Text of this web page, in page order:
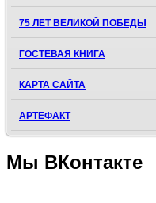
75 ЛЕТ ВЕЛИКОЙ ПОБЕДЫ
ГОСТЕВАЯ КНИГА
КАРТА САЙТА
АРТЕФАКТ
Мы ВКонтакте